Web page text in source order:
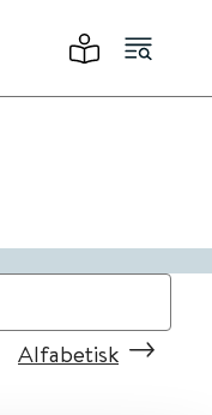
Alfabetisk